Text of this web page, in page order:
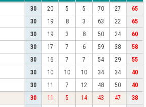
30 20 5 5 70 27
65
30 19 8 3 63 22
65
30 19 3 8 50 24
60
30 17 7 6 59 38
58
30 16 7 7 54 29
55
30 10 10 10 34 34
40
30 11 7 12 48 50
40
30 11 5 14 43 47
38